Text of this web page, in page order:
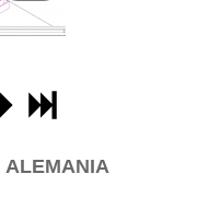
ALEMANIA